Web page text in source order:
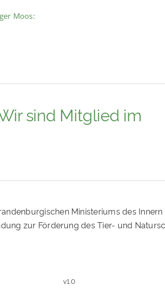
Moos:
sind Mitglied im
Ministeriums des
zur Förderung des Tier- und
v1.0